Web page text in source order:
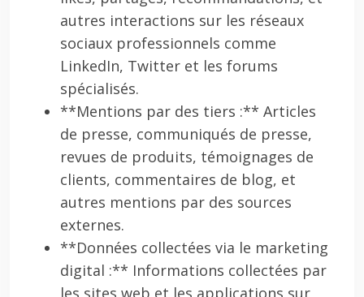
autres interactions sur les réseaux
sociaux professionnels comme
LinkedIn, Twitter et les forums
spécialisés.
**Mentions par des tiers :** Articles
de presse, communiqués de presse,
revues de produits, témoignages de
clients, commentaires de blog, et
autres mentions par des sources
externes.
**Données collectées via le marketing
digital :** Informations collectées par
les sites web et les applications sur